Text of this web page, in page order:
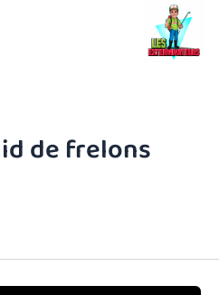
de frelons